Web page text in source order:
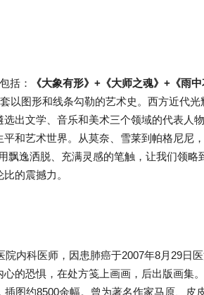
括：
《大象有形》+《大师之魂》+《雨
以图形和线条勾勒的艺术史。西方近代
出文学、音乐和美术三个领域的代表人
和艺术世界。从莫奈、雪莱到帕格尼尼
飘逸洒脱、充满灵感的笔触，让我们领略
的震撼力。
内科医师，因患肺癌于2007年8月29日
的恐惧，在处方笺上画画，后出版画集
图约8500余幅。曾为著名作家马原、皮